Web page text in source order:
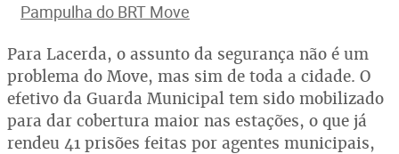
Pampulha do BRT Move
Para Lacerda, o assunto da segurança não é um
problema do Move, mas sim de toda a cidade. O
efetivo da Guarda Municipal tem sido mobilizado
para dar cobertura maior nas estações, o que já
rendeu 41 prisões feitas por agentes municipais,